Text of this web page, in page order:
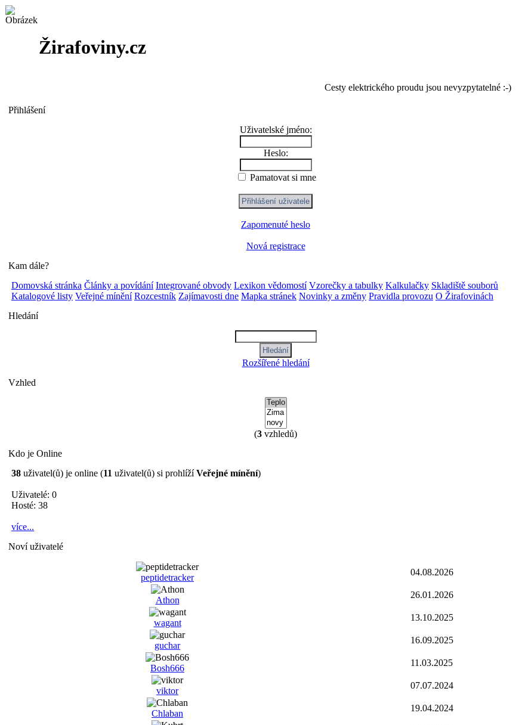
Žirafoviny.cz
Cesty elektrického proudu jsou nevyzpytatelné :-)
Přihlášení
Uživatelské jméno:
Heslo:
Pamatovat si mne
Zapomenuté heslo
Nová registrace
Kam dále?
Domovská stránka Články a povídání Integrované obvody Lexikon vědomostí Vzorečky a tabulky Kalkulačky Skladiště souborů
Katalogové listy Veřejné mínění Rozcestník Zajímavosti dne Mapka stránek Novinky a změny Pravidla provozu O Žirafovinách
Hledání
Rozšířené hledání
Vzhled
(3 vzhledů)
Kdo je Online
38 uživatel(ů) je online (11 uživatel(ů) si prohlížíVeřejné mínění)
Uživatelé: 0
Hosté: 38
více...
Noví uživatelé
peptidetracker
04.08.2026
Athon
26.01.2026
wagant
13.10.2025
guchar
16.09.2025
Bosh666
11.03.2025
viktor
07.07.2024
Chlaban
19.04.2024